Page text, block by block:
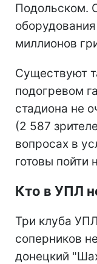
Подольском.
миллионов
Существуют
подогревом
стадиона не
(2 587
вопросах в
готовы пойти
Кто в УПЛ
Три клуба
соперников
донецкий